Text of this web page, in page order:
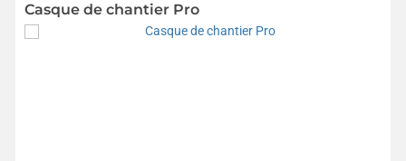
Casque de chantier Pro